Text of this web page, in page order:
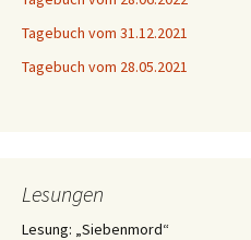
Tagebuch vom 31.12.2021
Tagebuch vom 28.05.2021
Lesungen
Lesung: „Siebenmord“